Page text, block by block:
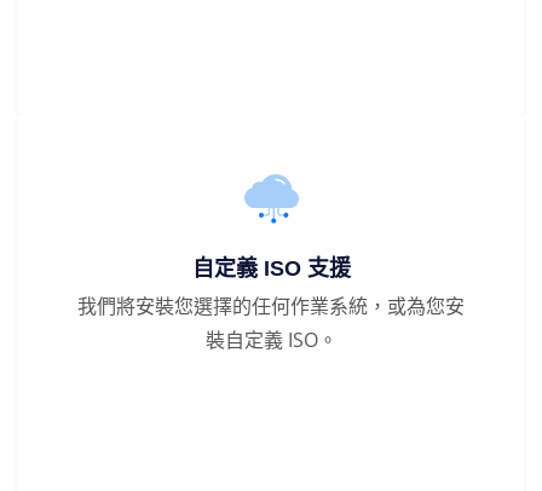
自定義 ISO 支援
我們將安裝您選擇的任何作業系統，或為您安
裝自定義 ISO。